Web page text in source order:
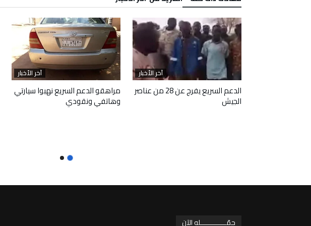
آخر الأخبار
الدعم السريع يفرج عن 28 من عناصر
الجيش
آخر الأخبار
مراهقو الدعم السريع نهبوا سيارتي
وهاتفي ونقودي
حمّـــــــــــــله الآن